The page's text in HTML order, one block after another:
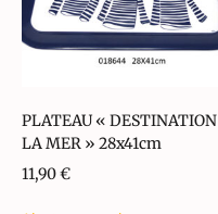
PLATEAU « DESTINATION
LA MER » 28x41cm
11,90€